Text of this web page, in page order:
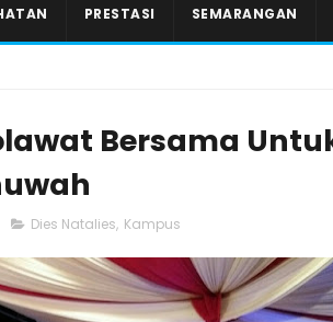
Masukkan iklan disini!
PRESTASI SEMARANGAN
Bersama
Dies Natalies, Kampus